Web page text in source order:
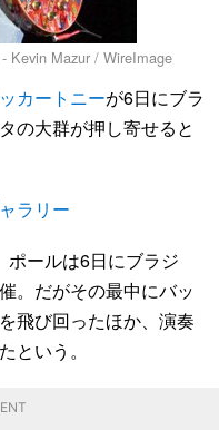
Kevin Mazur / WireImage
カートニーが6日にブラ
の大群が押し寄せると
ラリー
ールは6日にブラジ
。だがその最中にバッ
飛び回ったほか、演奏
という。